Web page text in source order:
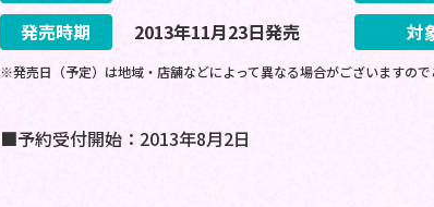
発売時期
2013年11月23日発売 対
※発売日（予定）は地域・店舗などによって異なる場合がございますの
■予約受付開始：2013年8月2日